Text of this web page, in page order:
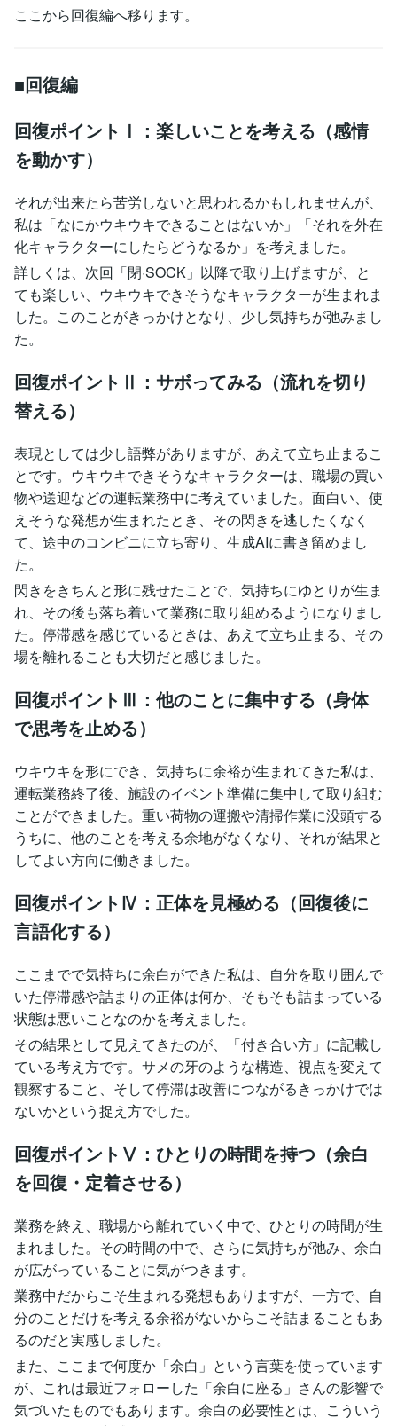
ここから回復編へ移ります。
■回復編
回復ポイントⅠ：楽しいことを考える（感情
を動かす）
それが出来たら苦労しないと思われるかもしれませんが、
私は「なにかウキウキできることはないか」「それを外在
化キャラクターにしたらどうなるか」を考えました。
詳しくは、次回「閉·SOCK」以降で取り上げますが、と
ても楽しい、ウキウキできそうなキャラクターが生まれま
した。このことがきっかけとなり、少し気持ちが弛みまし
た。
回復ポイントⅡ：サボってみる（流れを切り
替える）
表現としては少し語弊がありますが、あえて立ち止まるこ
とです。ウキウキできそうなキャラクターは、職場の買い
物や送迎などの運転業務中に考えていました。面白い、使
えそうな発想が生まれたとき、その閃きを逃したくなく
て、途中のコンビニに立ち寄り、生成AIに書き留めまし
た。
閃きをきちんと形に残せたことで、気持ちにゆとりが生ま
れ、その後も落ち着いて業務に取り組めるようになりまし
た。停滞感を感じているときは、あえて立ち止まる、その
場を離れることも大切だと感じました。
回復ポイントⅢ：他のことに集中する（身体
で思考を止める）
ウキウキを形にでき、気持ちに余裕が生まれてきた私は、
運転業務終了後、施設のイベント準備に集中して取り組む
ことができました。重い荷物の運搬や清掃作業に没頭する
うちに、他のことを考える余地がなくなり、それが結果と
してよい方向に働きました。
回復ポイントⅣ：正体を見極める（回復後に
言語化する）
ここまでで気持ちに余白ができた私は、自分を取り囲んで
いた停滞感や詰まりの正体は何か、そもそも詰まっている
状態は悪いことなのかを考えました。
その結果として見えてきたのが、「付き合い方」に記載し
ている考え方です。サメの牙のような構造、視点を変えて
観察すること、そして停滞は改善につながるきっかけでは
ないかという捉え方でした。
回復ポイントⅤ：ひとりの時間を持つ（余白
を回復・定着させる）
業務を終え、職場から離れていく中で、ひとりの時間が生
まれました。その時間の中で、さらに気持ちが弛み、余白
が広がっていることに気がつきます。
業務中だからこそ生まれる発想もありますが、一方で、自
分のことだけを考える余裕がないからこそ詰まることもあ
るのだと実感しました。
また、ここまで何度か「余白」という言葉を使っています
が、これは最近フォローした「余白に座る」さんの影響で
気づいたものでもあります。余白の必要性とは、こういう